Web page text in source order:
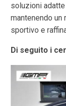
soluzioni
mantenendo
sportivo e
Di seguito i